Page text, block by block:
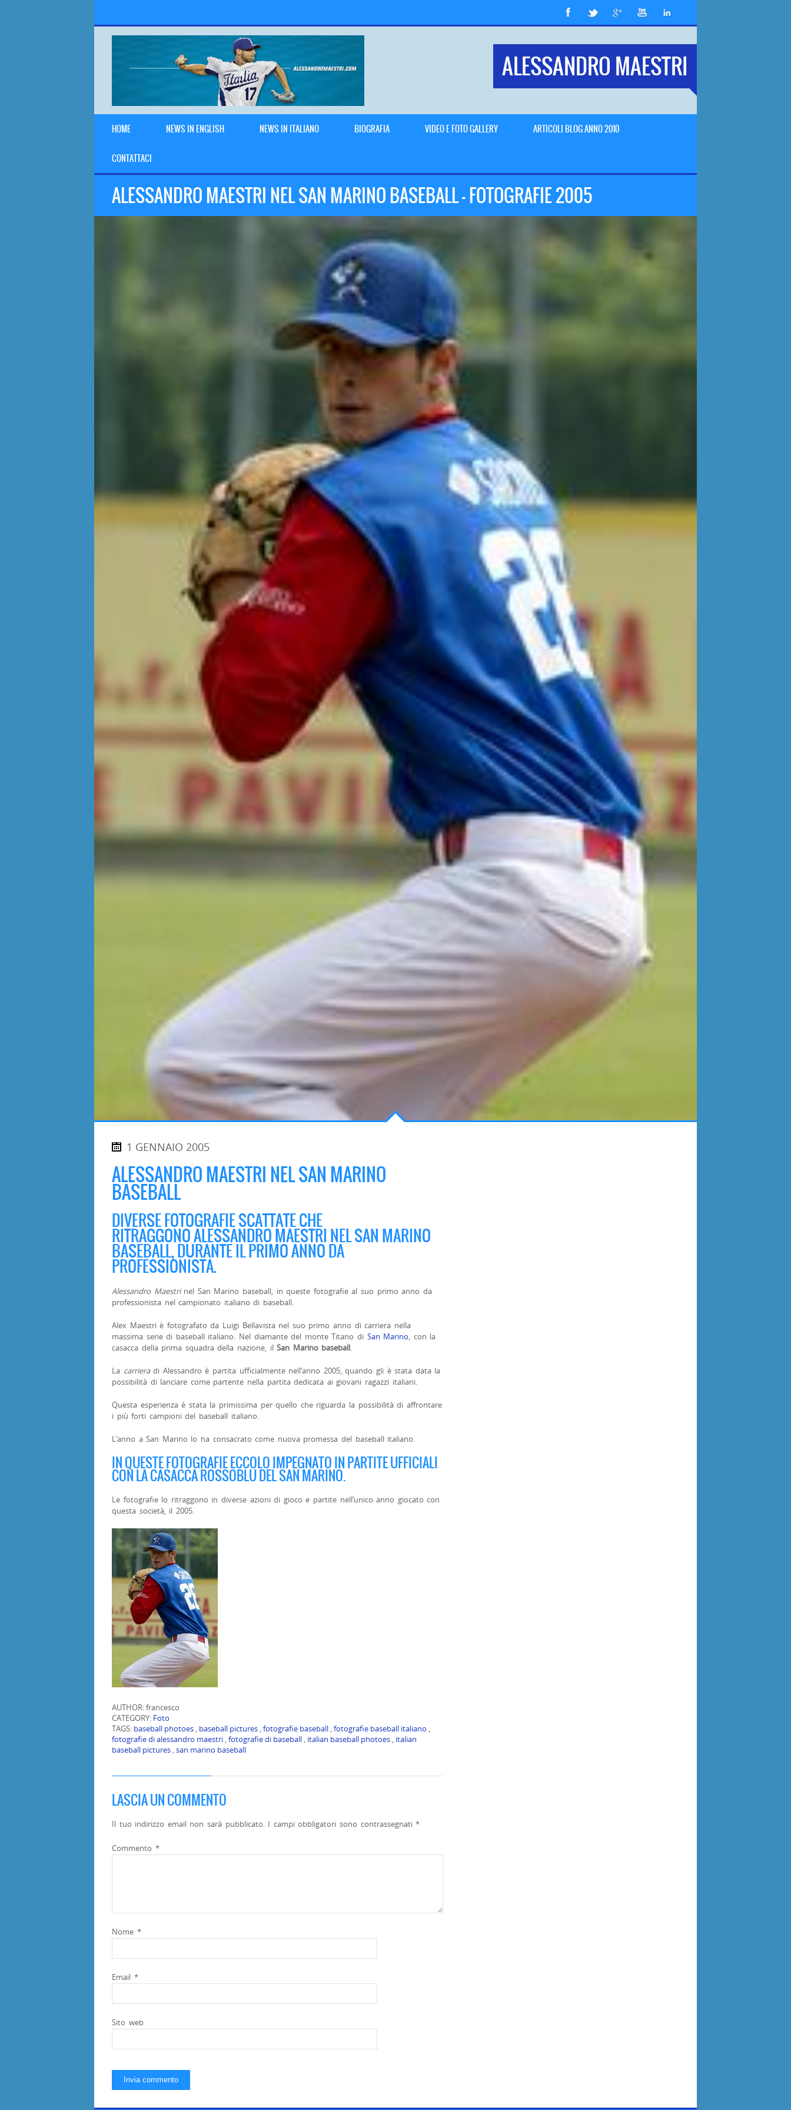
ALESSANDRO MAESTRI
HOME NEWS IN ENGLISH NEWS IN ITALIANO BIOGRAFIA VIDEO E FOTO GALLERY ARTICOLI BLOG ANNO 2010
CONTATTACI
ALESSANDRO MAESTRI NEL SAN MARINO BASEBALL – FOTOGRAFIE 2005
1 GENNAIO 2005
ALESSANDRO MAESTRI NEL SAN MARINO
BASEBALL
DIVERSE FOTOGRAFIE SCATTATE CHE
RITRAGGONO ALESSANDRO MAESTRI NEL SAN MARINO
BASEBALL, DURANTE IL PRIMO ANNO DA
PROFESSIONISTA.
Alessandro Maestrinel San Marino baseball, in queste fotografie al suo primo anno da
professionista nel campionato italiano di baseball.
Alex Maestri è fotografato da Luigi Bellavista nel suo primo anno di carriera nella
massima serie di baseball italiano. Nel diamante del monte Titano di San Marino, con la
casacca della prima squadra della nazione, ilSan Marino baseball.
La carrieradi Alessandro è partita ufficialmente nell’anno 2005, quando gli è stata data la
possibilità di lanciare come partente nella partita dedicata ai giovani ragazzi italiani.
Questa esperienza è stata la primissima per quello che riguarda la possibilità di affrontare
i più forti campioni del baseball italiano.
L’anno a San Marino lo ha consacrato come nuova promessa del baseball italiano.
IN QUESTE FOTOGRAFIE ECCOLO IMPEGNATO IN PARTITE UFFICIALI
CON LA CASACCA ROSSOBLU DEL SAN MARINO.
Le fotografie lo ritraggono in diverse azioni di gioco e partite nell’unico anno giocato con
questa società, il 2005.
AUTHOR: francesco
CATEGORY: Foto
TAGS: baseball photoes , baseball pictures ,fotografie baseball ,fotografie baseball italiano ,
fotografie di alessandro maestri ,fotografie di baseball , italian baseball photoes , italian
baseball pictures ,san marino baseball
LASCIA UN COMMENTO
Il tuo indirizzo email non sarà pubblicato. I campi obbligatori sono contrassegnati*
Commento *
Nome *
Email *
Sito web